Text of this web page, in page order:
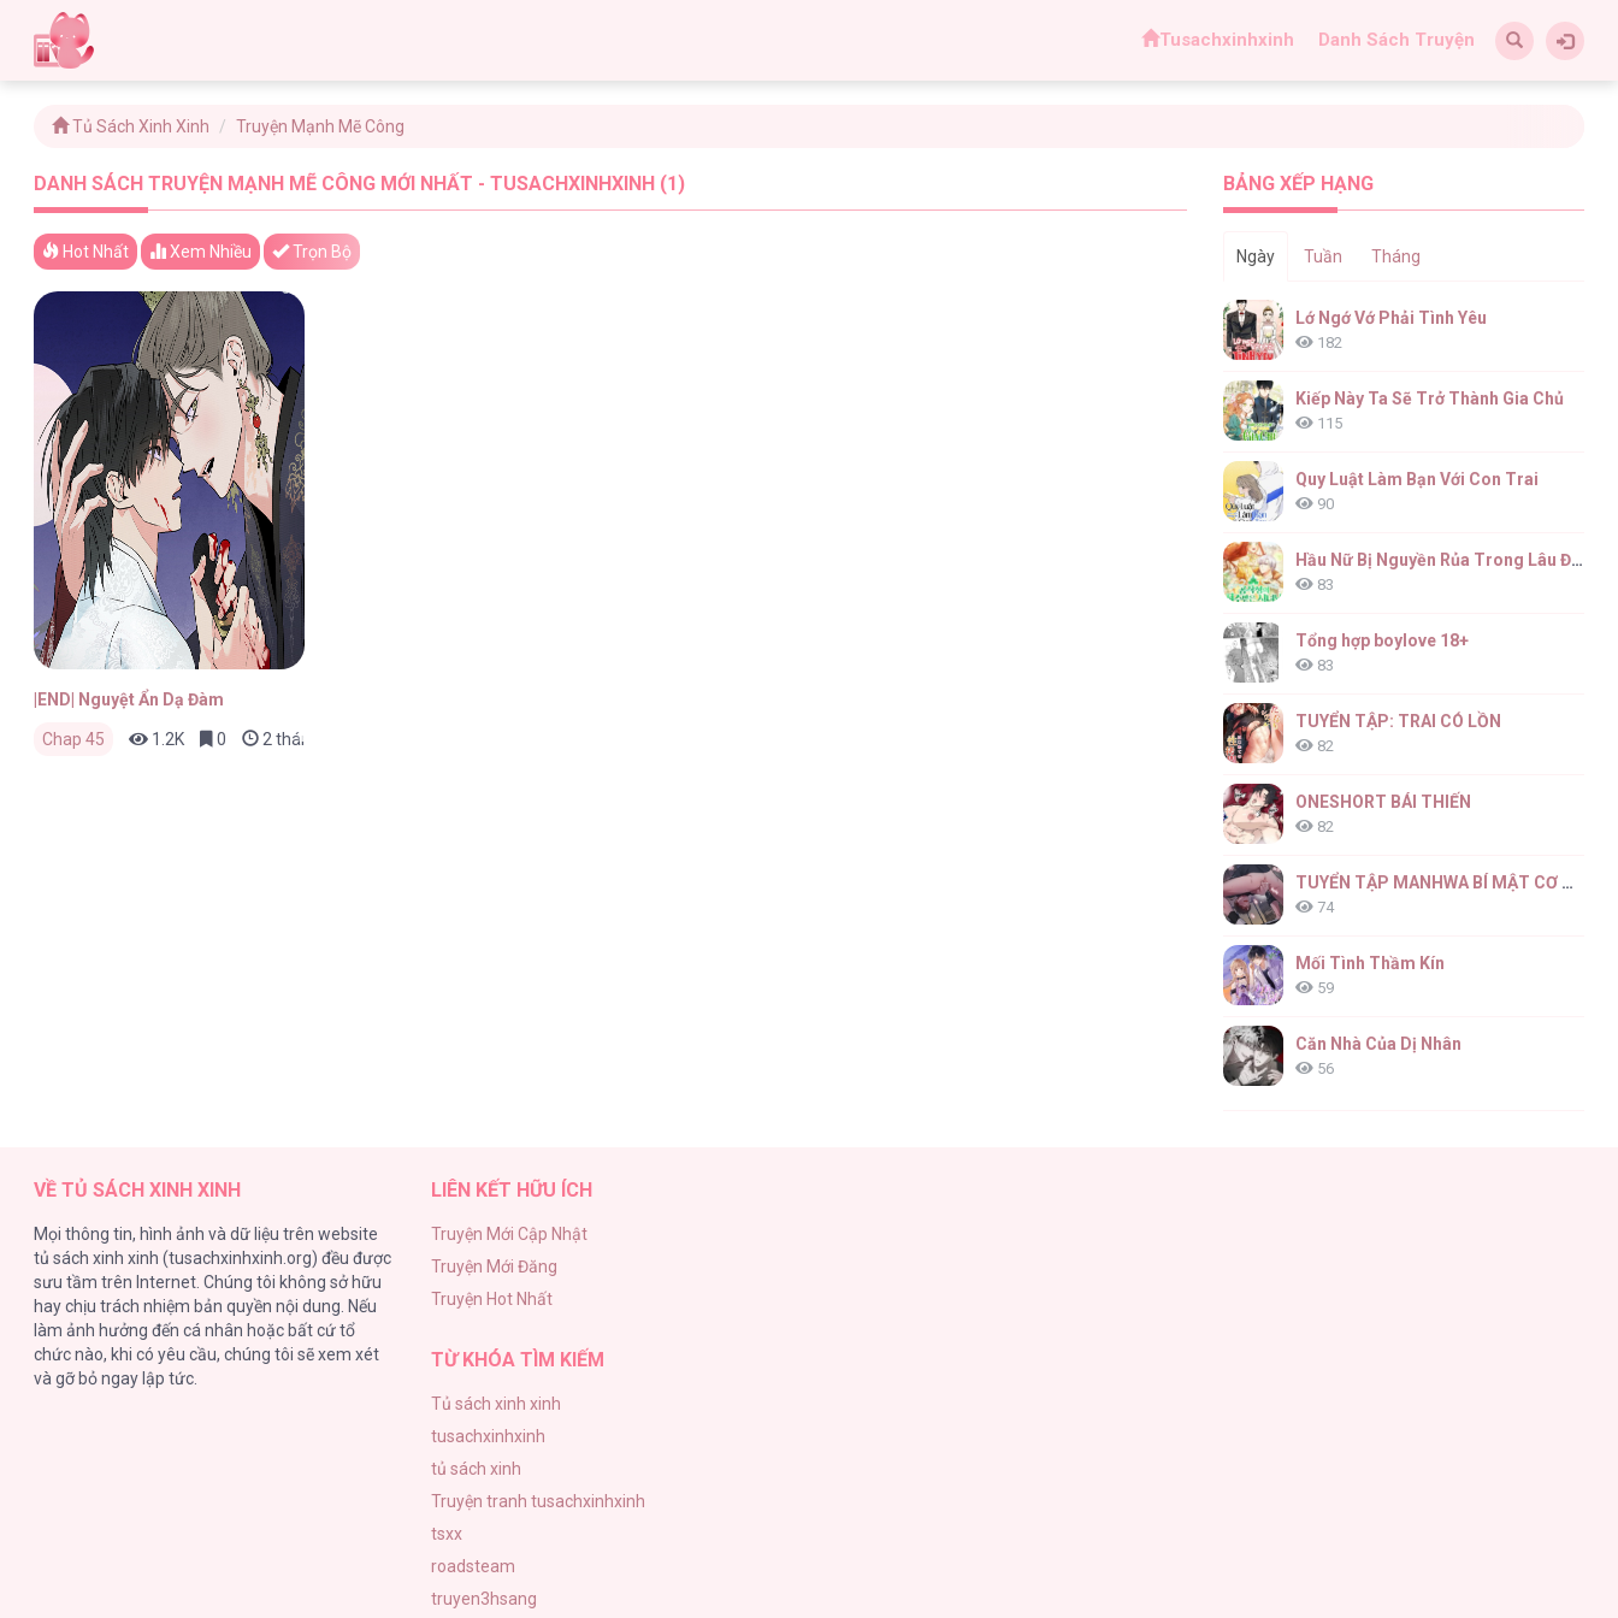
Tusachxinhxinh Danh Sách Truyện
Tủ Sách Xinh Xinh Truyện Mạnh Mẽ Công
DANH SÁCH TRUYỆN MẠNH MẼ CÔNG MỚI NHẤT - TUSACHXINHXINH (1)
Hot Nhất Xem Nhiều Trọn Bộ
|END| Nguyệt Ẩn Dạ Đàm
Chap 45 1.2K 0 2 tháng trước
BẢNG XẾP HẠNG
Ngày Tuần Tháng
Lớ Ngớ Vớ Phải Tình Yêu
182
Kiếp Này Ta Sẽ Trở Thành Gia Chủ
115
Quy Luật Làm Bạn Với Con Trai
90
Hầu Nữ Bị Nguyền Rủa Trong Lâu Đài Của Công Tước
83
Tổng hợp boylove 18+
83
TUYỂN TẬP: TRAI CÓ LỒN
82
ONESHORT BÁI THIẾN
82
TUYỂN TẬP MANHWA BÍ MẬT CƠ THỂ
74
Mối Tình Thầm Kín
59
Căn Nhà Của Dị Nhân
56
VỀ TỦ SÁCH XINH XINH
Mọi thông tin, hình ảnh và dữ liệu trên website
tủ sách xinh xinh (tusachxinhxinh.org) đều được
sưu tầm trên Internet. Chúng tôi không sở hữu
hay chịu trách nhiệm bản quyền nội dung. Nếu
làm ảnh hưởng đến cá nhân hoặc bất cứ tổ
chức nào, khi có yêu cầu, chúng tôi sẽ xem xét
và gỡ bỏ ngay lập tức.
LIÊN KẾT HỮU ÍCH
Truyện Mới Cập Nhật
Truyện Mới Đăng
Truyện Hot Nhất
TỪ KHÓA TÌM KIẾM
Tủ sách xinh xinh
tusachxinhxinh
tủ sách xinh
Truyện tranh tusachxinhxinh
tsxx
roadsteam
truyen3hsang